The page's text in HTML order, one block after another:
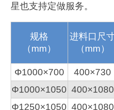
星也支持定做服务。
规格
（mm）
进料口尺
（mm）
Φ1000×700
400×730
Φ1000×1050 400×1080
Φ1250×1050 400×1080